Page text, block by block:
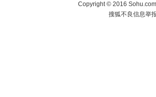
Copyright©2016
搜狐不良信息举